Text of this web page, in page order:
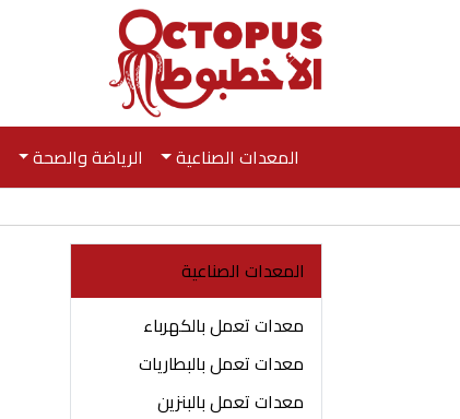
المعدات الصناعية الرياضة والصحة
المعدات الصناعية
معدات تعمل بالكهرباء
معدات تعمل بالبطاريات
معدات تعمل بالبنزين